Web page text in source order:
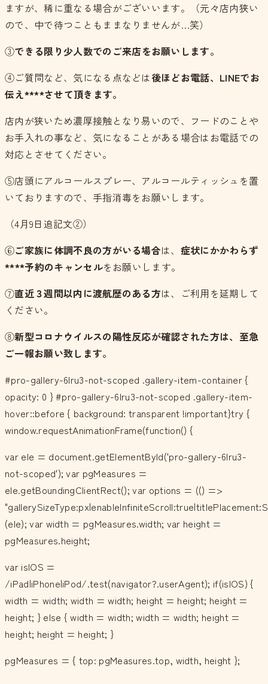
ますが、稀に重なる場合がございいます。（元々店内狭い
ので、中で待つこともままなりませんが…笑）
③できる限り少人数でのご来店をお願いします。
④ご質問など、気になる点などは後ほどお電話、LINEでお
伝え****させて頂きます。
店内が狭いため濃厚接触となり易いので、フードのことや
お手入れの事など、気になることがある場合はお電話での
対応とさせてください。
⑤店頭にアルコールスプレー、アルコールティッシュを置
いておりますので、手指消毒をお願いします。
（4月9日追記文②）
⑥ご家族に体調不良の方がいる場合は、 症状にかかわらず
****予約のキャンセルをお願いします。
⑦直近３週間以内に渡航歴のある方は、ご利用を延期して
ください。
⑧新型コロナウイルスの陽性反応が確認された方は、至急
ご一報お願い致します。
#pro-gallery-6lru3-not-scoped .gallery-item-container {
opacity: 0 } #pro-gallery-6lru3-not-scoped .gallery-item-
hover::before { background: transparent !important}try {
window.requestAnimationFrame(function() {
var ele = document.getElementById('pro-gallery-6lru3-
not-scoped'); var pgMeasures =
ele.getBoundingClientRect(); var options = (() =>
(ele); var width = pgMeasures.width; var height =
pgMeasures.height;
var isIOS =
/iPad|iPhone|iPod/.test(navigator?.userAgent); if(isIOS) {
width = width; width = width; height = height; height =
height; } else { width = width; width = width; height =
height; height = height; }
pgMeasures = { top: pgMeasures.top, width, height };